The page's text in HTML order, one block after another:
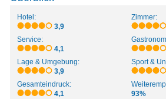
Hotel:
3,9
Zimmer:
Service:
4,1
Lage & Umgebung:
3,9
Sport &
Gesamteindruck:
4,1
93%